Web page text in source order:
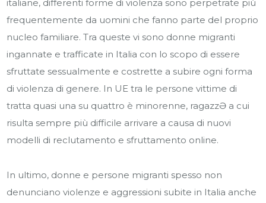
italiane, differenti forme di violenza sono perpetrate più
frequentemente da uomini che fanno parte del proprio
nucleo familiare. Tra queste vi sono donne migranti
ingannate e trafficate in Italia con lo scopo di essere
sfruttate sessualmente e costrette a subire ogni forma
di violenza di genere. In UE tra le persone vittime di
tratta quasi una su quattro è minorenne, ragazzƏ a cui
risulta sempre più difficile arrivare a causa di nuovi
modelli di reclutamento e sfruttamento online.
In ultimo, donne e persone migranti spesso non
denunciano violenze e aggressioni subite in Italia anche